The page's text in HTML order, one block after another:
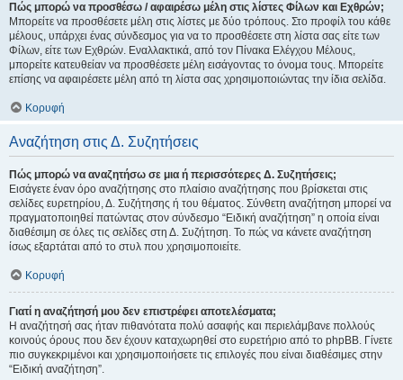
Πώς μπορώ να προσθέσω / αφαιρέσω μέλη στις λίστες Φίλων και Εχθρών;
Μπορείτε να προσθέσετε μέλη στις λίστες με δύο τρόπους. Στο προφίλ του κάθε
μέλους, υπάρχει ένας σύνδεσμος για να το προσθέσετε στη λίστα σας είτε των
Φίλων, είτε των Εχθρών. Εναλλακτικά, από τον Πίνακα Ελέγχου Μέλους,
μπορείτε κατευθείαν να προσθέσετε μέλη εισάγοντας το όνομα τους. Μπορείτε
επίσης να αφαιρέσετε μέλη από τη λίστα σας χρησιμοποιώντας την ίδια σελίδα.
Κορυφή
Αναζήτηση στις Δ. Συζητήσεις
Πώς μπορώ να αναζητήσω σε μια ή περισσότερες Δ. Συζητήσεις;
Εισάγετε έναν όρο αναζήτησης στο πλαίσιο αναζήτησης που βρίσκεται στις
σελίδες ευρετηρίου, Δ. Συζήτησης ή του θέματος. Σύνθετη αναζήτηση μπορεί να
πραγματοποιηθεί πατώντας στον σύνδεσμο “Ειδική αναζήτηση” η οποία είναι
διαθέσιμη σε όλες τις σελίδες στη Δ. Συζήτηση. Το πώς να κάνετε αναζήτηση
ίσως εξαρτάται από το στυλ που χρησιμοποιείτε.
Κορυφή
Γιατί η αναζήτησή μου δεν επιστρέφει αποτελέσματα;
Η αναζήτησή σας ήταν πιθανότατα πολύ ασαφής και περιελάμβανε πολλούς
κοινούς όρους που δεν έχουν καταχωρηθεί στο ευρετήριο από το phpBB. Γίνετε
πιο συγκεκριμένοι και χρησιμοποιήσετε τις επιλογές που είναι διαθέσιμες στην
“Ειδική αναζήτηση”.